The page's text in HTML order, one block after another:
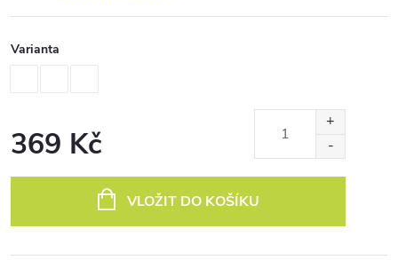
Varianta
369 Kč
VLOŽIT DO KOŠÍKU